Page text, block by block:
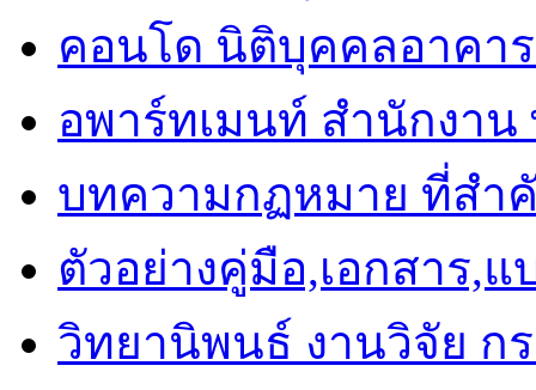
คอนโด นิติบุคคลอาคา
อพาร์ทเมนท์ สำนักงาน
บทความกฏหมาย ที่สำ
ตัวอย่างคู่มือ,เอกสาร,
วิทยานิพนธ์ งานวิจัย ก